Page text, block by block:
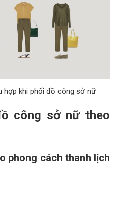
hợp khi phối đồ công sở nữ
công sở nữ theo
phong cách thanh lịch